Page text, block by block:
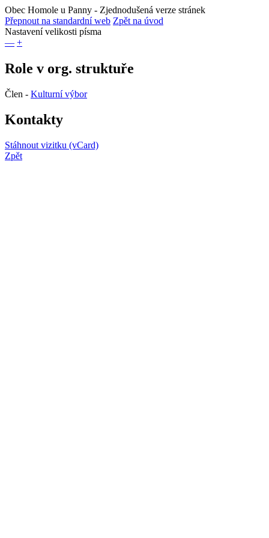
Obec Homole u Panny - Zjednodušená verze stránek
Přepnout na standardní web Zpět na úvod
Nastavení velikosti písma
— +
Role v org. struktuře
Člen - Kulturní výbor
Kontakty
Stáhnout vizitku (vCard)
Zpět